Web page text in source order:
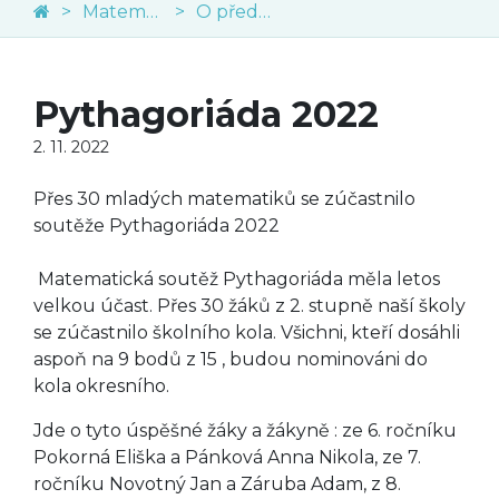
Matematika O předmětu
Pythagoriáda 2022
2. 11. 2022
Přes 30 mladých matematiků se zúčastnilo
soutěže Pythagoriáda 2022
Matematická soutěž Pythagoriáda měla letos
velkou účast. Přes 30 žáků z 2. stupně naší školy
se zúčastnilo školního kola. Všichni, kteří dosáhli
aspoň na 9 bodů z 15 , budou nominováni do
kola okresního.
Jde o tyto úspěšné žáky a žákyně : ze 6. ročníku
Pokorná Eliška a Pánková Anna Nikola, ze 7.
ročníku Novotný Jan a Záruba Adam, z 8.